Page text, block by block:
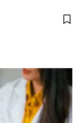
儲